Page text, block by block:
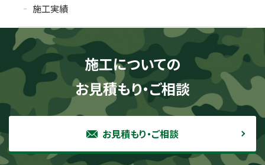
施工実績
施工についての
お見積もり・ご相談
お見積もり・ご相談